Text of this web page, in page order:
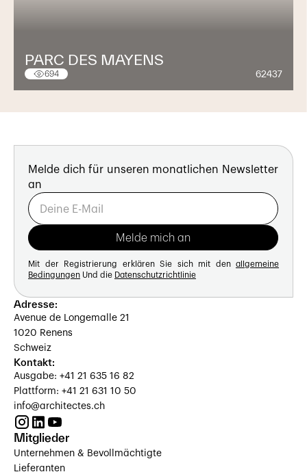
PARC DES MAYENS
694 62437
Melde dich für unseren monatlichen Newsletter
an
Mit der Registrierung erklären Sie sich mit den allgemeine
Bedingungen Und die Datenschutzrichtlinie
Adresse:
Avenue de Longemalle 21
1020 Renens
Schweiz
Kontakt:
Ausgabe: +41 21 635 16 82
Plattform: +41 21 631 10 50
info@architectes.ch
Mitglieder
Unternehmen & Bevollmächtigte
Lieferanten